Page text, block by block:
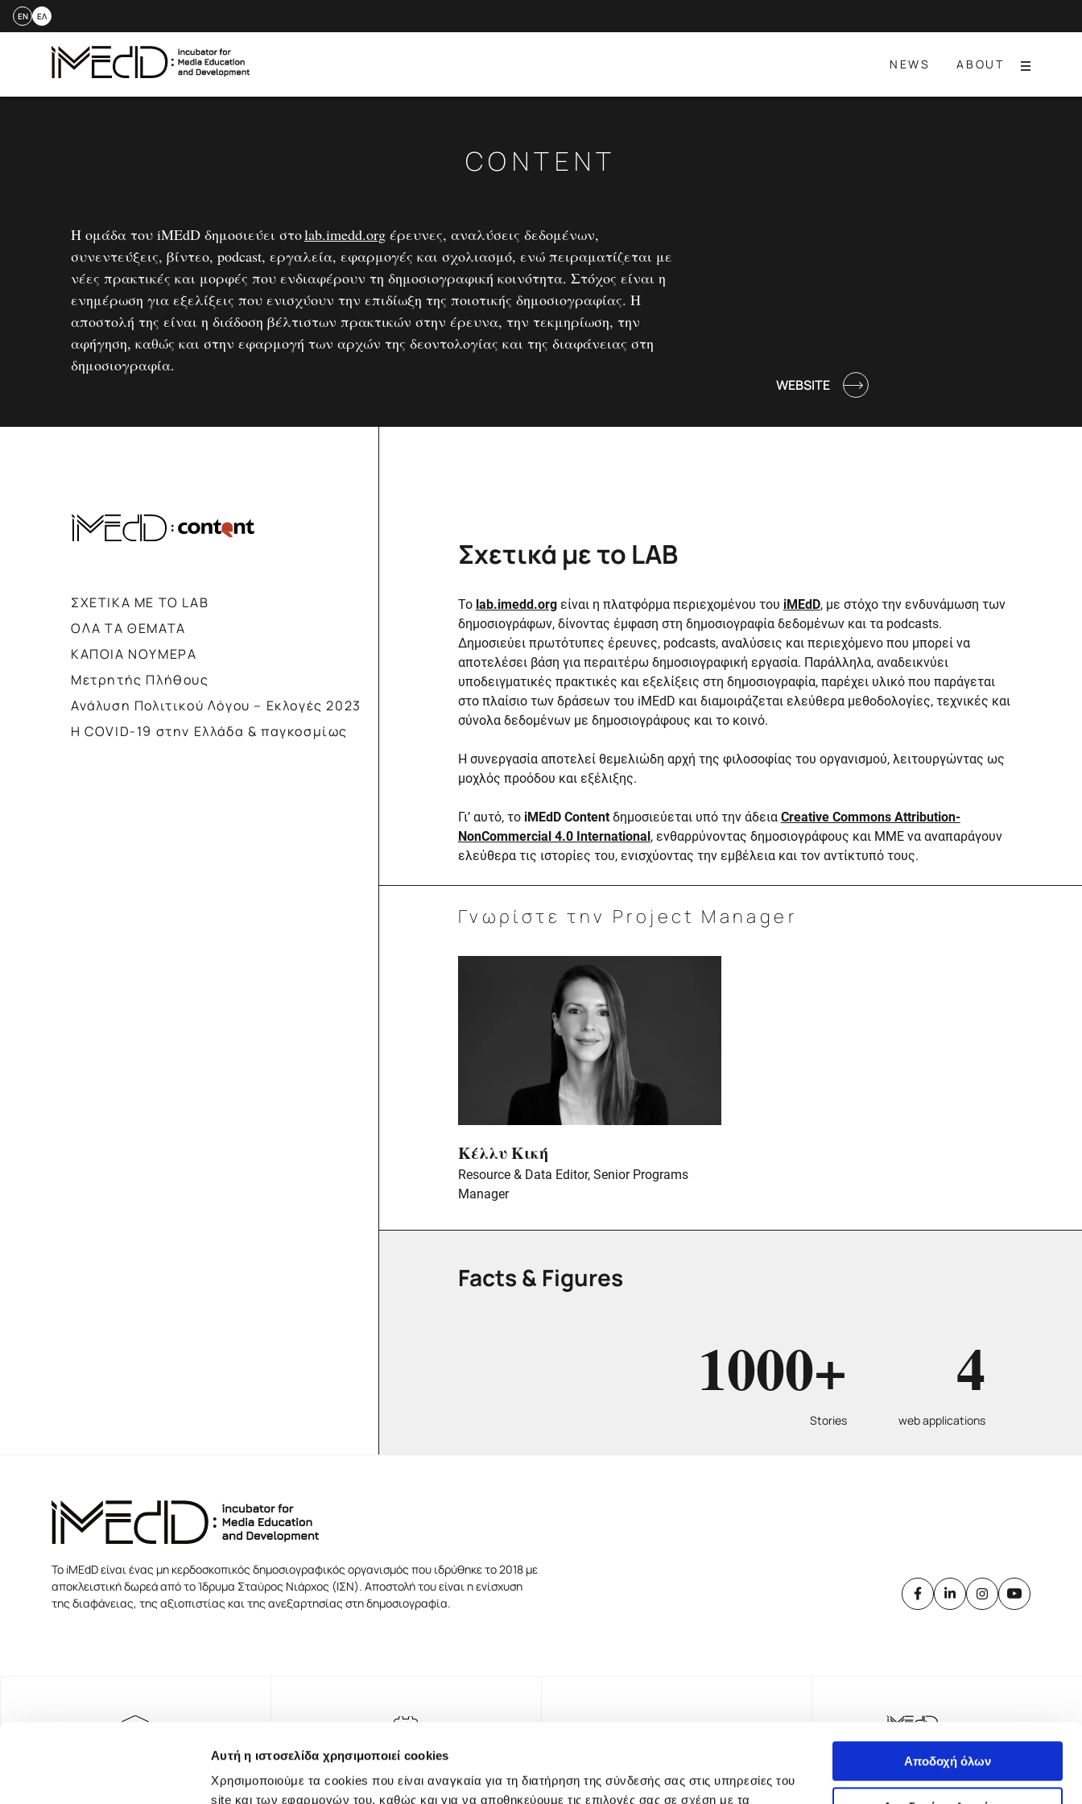
Αυτή η ιστοσελίδα χρησιμοποιεί cookies
Χρησιμοποιούμε τα cookies που είναι αναγκαία για τη διατήρηση της σύνδεσής σας στις υπηρεσίες του
site και των εφαρμογών του, καθώς και για να αποθηκεύουμε τις επιλογές σας σε σχέση με τα
Αποδοχή όλων
EN ΕΛ
NEWS ABOUT
Menu
CONTENT
Η ομάδα του iMEdD δημοσιεύει στοlab.imedd.org έρευνες, αναλύσεις δεδομένων,
συνεντεύξεις, βίντεο, podcast, εργαλεία, εφαρμογές και σχολιασμό, ενώ πειραματίζεται με
νέες πρακτικές και μορφές που ενδιαφέρουν τη δημοσιογραφική κοινότητα. Στόχος είναι η
ενημέρωση για εξελίξεις που ενισχύουν την επιδίωξη της ποιοτικής δημοσιογραφίας. Η
αποστολή της είναι η διάδοση βέλτιστων πρακτικών στην έρευνα, την τεκμηρίωση, την
αφήγηση, καθώς και στην εφαρμογή των αρχών της δεοντολογίας και της διαφάνειας στη
δημοσιογραφία.
WEBSITE
ΣΧΕΤΙΚΑ ΜΕ ΤΟ LAB
ΟΛΑ ΤΑ ΘΕΜΑΤΑ
ΚΑΠΟΙΑ ΝΟΥΜΕΡΑ
Μετρητής Πλήθους
Ανάλυση Πολιτικού Λόγου – Εκλογές 2023
H COVID-19 στην Ελλάδα & παγκοσμίως
Σχετικά με το LAB
Το lab.imedd.orgείναι η πλατφόρμα περιεχομένου του iMEdD, με στόχο την ενδυνάμωση των
δημοσιογράφων, δίνοντας έμφαση στη δημοσιογραφία δεδομένων και τα podcasts.
Δημοσιεύει πρωτότυπες έρευνες, podcasts, αναλύσεις και περιεχόμενο που μπορεί να
αποτελέσει βάση για περαιτέρω δημοσιογραφική εργασία. Παράλληλα, αναδεικνύει
υποδειγματικές πρακτικές και εξελίξεις στη δημοσιογραφία, παρέχει υλικό που παράγεται
στο πλαίσιο των δράσεων του iMEdD και διαμοιράζεται ελεύθερα μεθοδολογίες, τεχνικές και
σύνολα δεδομένων με δημοσιογράφους και το κοινό.
Η συνεργασία αποτελεί θεμελιώδη αρχή της φιλοσοφίας του οργανισμού, λειτουργώντας ως
μοχλός προόδου και εξέλιξης.
Γι’ αυτό, το iMEdD Contentδημοσιεύεται υπό την άδεια Creative Commons Attribution-
NonCommercial 4.0 International, ενθαρρύνοντας δημοσιογράφους και ΜΜΕ να αναπαράγουν
ελεύθερα τις ιστορίες του, ενισχύοντας την εμβέλεια και τον αντίκτυπό τους.
Γνωρίστε την Project Manager
Κέλλυ Κική
Resource & Data Editor, Senior Programs
Manager
Facts & Figures
1000+
Stories
4
web applications
Το iMEdD είναι ένας μη κερδοσκοπικός δημοσιογραφικός οργανισμός που ιδρύθηκε το 2018 με
αποκλειστική δωρεά από το Ίδρυμα Σταύρος Νιάρχος (ΙΣΝ). Αποστολή του είναι η ενίσχυση
της διαφάνειας, της αξιοπιστίας και της ανεξαρτησίας στη δημοσιογραφία.